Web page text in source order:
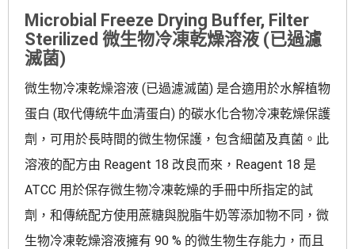
Microbial Freeze Drying Buffer, Filter
Sterilized 微生物冷凍乾燥溶液 (已過濾
滅菌)
微生物冷凍乾燥溶液 (已過濾滅菌) 是合適用於水解植物
蛋白 (取代傳統牛血清蛋白) 的碳水化合物冷凍乾燥保護
劑，可用於長時間的微生物保護，包含細菌及真菌。此
溶液的配方由 Reagent 18 改良而來，Reagent 18 是
ATCC 用於保存微生物冷凍乾燥的手冊中所指定的試
劑，和傳統配方使用蔗糖與脫脂牛奶等添加物不同，微
生物冷凍乾燥溶液擁有 90 % 的微生物生存能力，而且